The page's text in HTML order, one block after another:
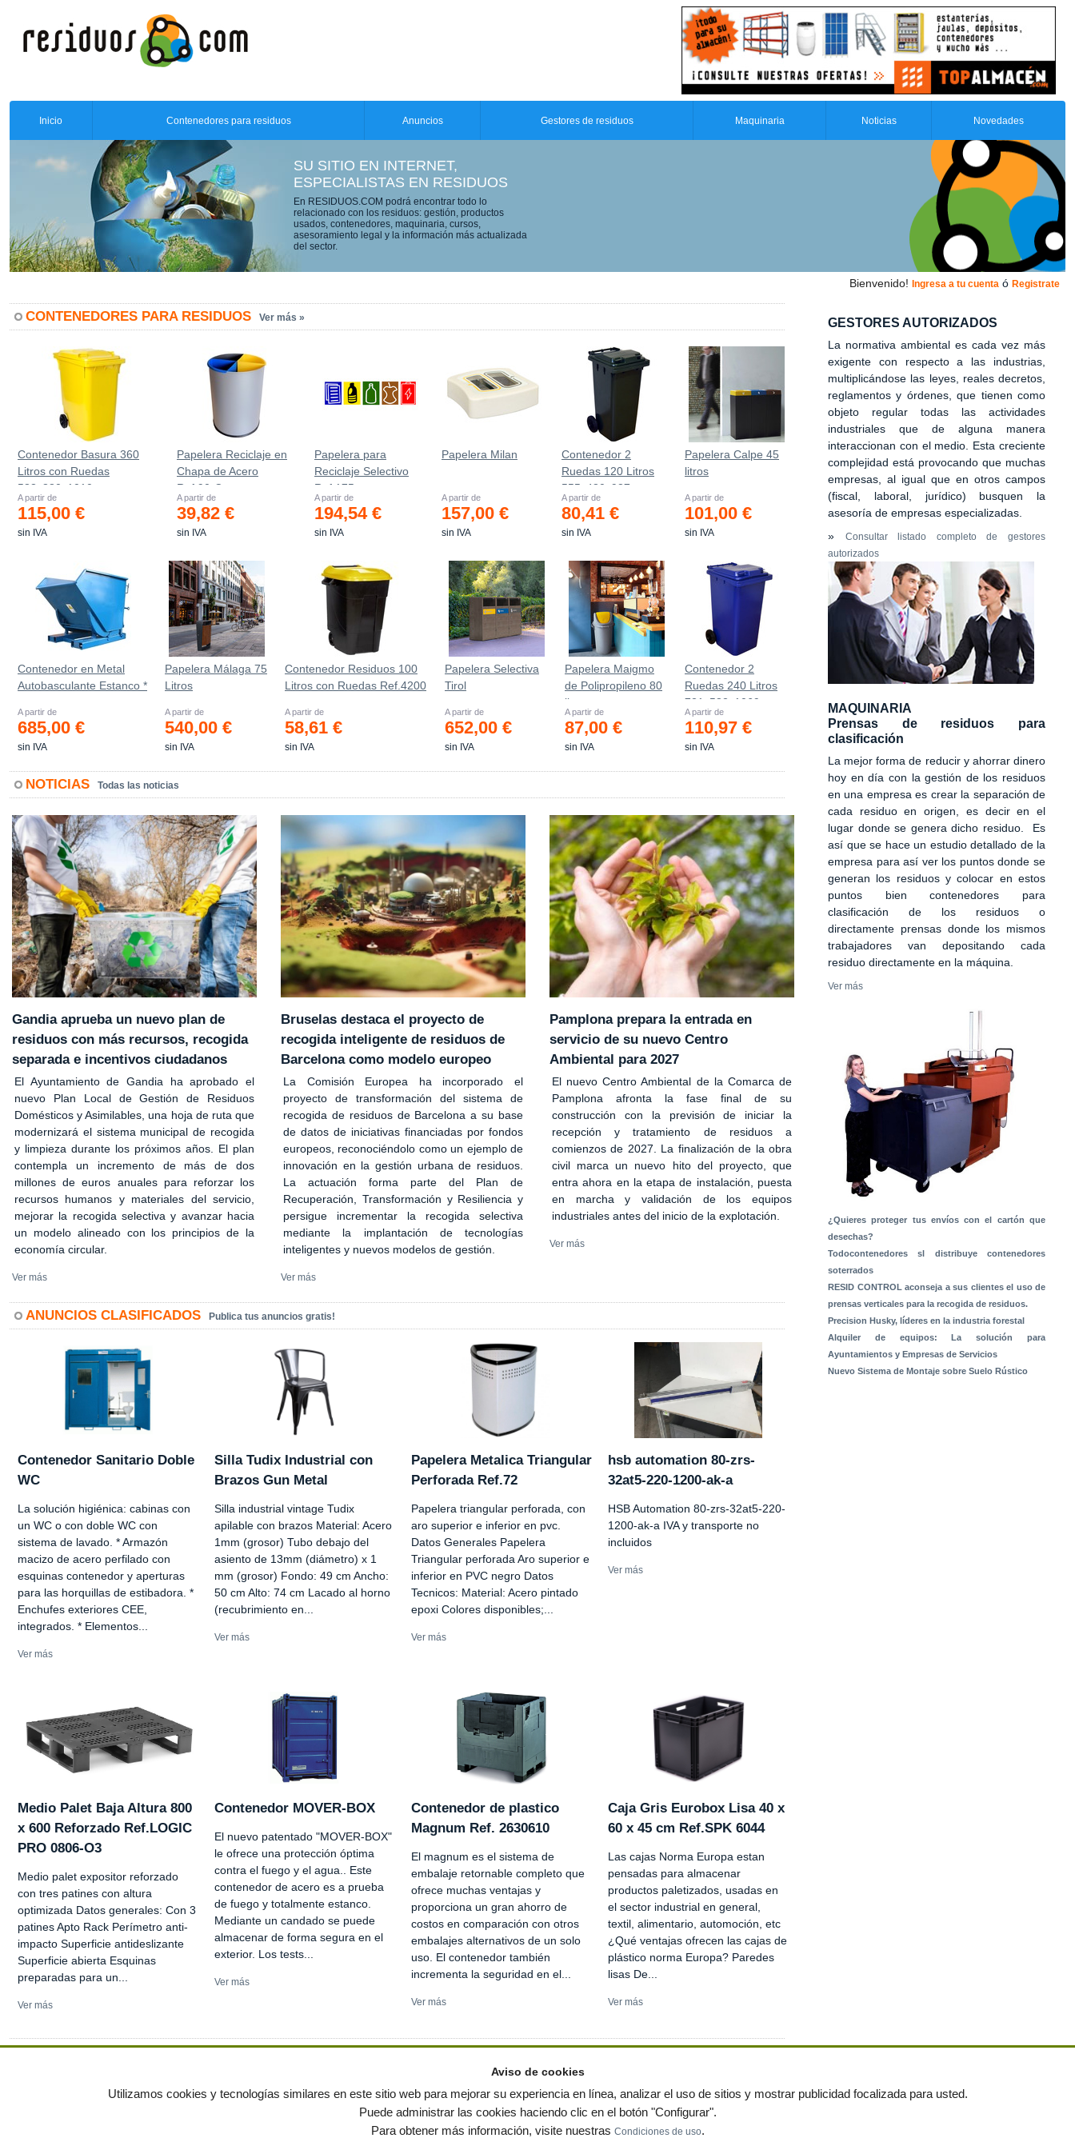
Inicio Contenedores para residuos Anuncios Gestores de residuos Maquinaria Noticias Novedades
SU SITIO EN INTERNET,
ESPECIALISTAS EN RESIDUOS
En RESIDUOS.COM podrá encontrar todo lo
relacionado con los residuos: gestión, productos
usados, contenedores, maquinaria, cursos,
asesoramiento legal y la información más actualizada
del sector.
Bienvenido! Ingresa a tu cuenta ó Registrate
CONTENEDORES PARA RESIDUOS Ver más »
Contenedor Basura 360
Litros con Ruedas
583x880x1010 mm
A partir de
115,00 €
sin IVA
Papelera Reciclaje en
Chapa de Acero
Ref.90-C
A partir de
39,82 €
sin IVA
Papelera para
Reciclaje Selectivo
Ref.175
A partir de
194,54 €
sin IVA
Papelera Milan
A partir de
157,00 €
sin IVA
Contenedor 2
Ruedas 120 Litros
555х480х937mm
A partir de
80,41 €
sin IVA
Papelera Calpe 45
litros
A partir de
101,00 €
sin IVA
Contenedor en Metal
Autobasculante Estanco *
A partir de
685,00 €
sin IVA
Papelera Málaga 75
Litros
A partir de
540,00 €
sin IVA
Contenedor Residuos 100
Litros con Ruedas Ref.4200
A partir de
58,61 €
sin IVA
Papelera Selectiva
Tirol
A partir de
652,00 €
sin IVA
Papelera Maigmo
de Polipropileno 80
litros
A partir de
87,00 €
sin IVA
Contenedor 2
Ruedas 240 Litros
721х582х1069mm
A partir de
110,97 €
sin IVA
NOTICIAS Todas las noticias
Gandia aprueba un nuevo plan de
residuos con más recursos, recogida
separada e incentivos ciudadanos
El Ayuntamiento de Gandia ha aprobado el
nuevo Plan Local de Gestión de Residuos
Domésticos y Asimilables, una hoja de ruta que
modernizará el sistema municipal de recogida
y limpieza durante los próximos años. El plan
contempla un incremento de más de dos
millones de euros anuales para reforzar los
recursos humanos y materiales del servicio,
mejorar la recogida selectiva y avanzar hacia
un modelo alineado con los principios de la
economía circular.
Ver más
Bruselas destaca el proyecto de
recogida inteligente de residuos de
Barcelona como modelo europeo
La Comisión Europea ha incorporado el
proyecto de transformación del sistema de
recogida de residuos de Barcelona a su base
de datos de iniciativas financiadas por fondos
europeos, reconociéndolo como un ejemplo de
innovación en la gestión urbana de residuos.
La actuación forma parte del Plan de
Recuperación, Transformación y Resiliencia y
persigue incrementar la recogida selectiva
mediante la implantación de tecnologías
inteligentes y nuevos modelos de gestión.
Ver más
Pamplona prepara la entrada en
servicio de su nuevo Centro
Ambiental para 2027
El nuevo Centro Ambiental de la Comarca de
Pamplona afronta la fase final de su
construcción con la previsión de iniciar la
recepción y tratamiento de residuos a
comienzos de 2027. La finalización de la obra
civil marca un nuevo hito del proyecto, que
entra ahora en la etapa de instalación, puesta
en marcha y validación de los equipos
industriales antes del inicio de la explotación.
Ver más
ANUNCIOS CLASIFICADOS Publica tus anuncios gratis!
Contenedor Sanitario Doble
WC
La solución higiénica: cabinas con
un WC o con doble WC con
sistema de lavado. * Armazón
macizo de acero perfilado con
esquinas contenedor y aperturas
para las horquillas de estibadora. *
Enchufes exteriores CEE,
integrados. * Elementos...
Ver más
Silla Tudix Industrial con
Brazos Gun Metal
Silla industrial vintage Tudix
apilable con brazos Material: Acero
1mm (grosor) Tubo debajo del
asiento de 13mm (diámetro) x 1
mm (grosor) Fondo: 49 cm Ancho:
50 cm Alto: 74 cm Lacado al horno
(recubrimiento en...
Ver más
Papelera Metalica Triangular
Perforada Ref.72
Papelera triangular perforada, con
aro superior e inferior en pvc.
Datos Generales Papelera
Triangular perforada Aro superior e
inferior en PVC negro Datos
Tecnicos: Material: Acero pintado
epoxi Colores disponibles;...
Ver más
hsb automation 80-zrs-
32at5-220-1200-ak-a
HSB Automation 80-zrs-32at5-220-
1200-ak-a IVA y transporte no
incluidos
Ver más
Medio Palet Baja Altura 800
x 600 Reforzado Ref.LOGIC
PRO 0806-O3
Medio palet expositor reforzado
con tres patines con altura
optimizada Datos generales: Con 3
patines Apto Rack Perímetro anti-
impacto Superficie antideslizante
Superficie abierta Esquinas
preparadas para un...
Ver más
Contenedor MOVER-BOX
El nuevo patentado "MOVER-BOX"
le ofrece una protección óptima
contra el fuego y el agua.. Este
contenedor de acero es a prueba
de fuego y totalmente estanco.
Mediante un candado se puede
almacenar de forma segura en el
exterior. Los tests...
Ver más
Contenedor de plastico
Magnum Ref. 2630610
El magnum es el sistema de
embalaje retornable completo que
ofrece muchas ventajas y
proporciona un gran ahorro de
costos en comparación con otros
embalajes alternativos de un solo
uso. El contenedor también
incrementa la seguridad en el...
Ver más
Caja Gris Eurobox Lisa 40 x
60 x 45 cm Ref.SPK 6044
Las cajas Norma Europa estan
pensadas para almacenar
productos paletizados, usadas en
el sector industrial en general,
textil, alimentario, automoción, etc
¿Qué ventajas ofrecen las cajas de
plástico norma Europa? Paredes
lisas De...
Ver más
GESTORES AUTORIZADOS
La normativa ambiental es cada vez más
exigente con respecto a las industrias,
multiplicándose las leyes, reales decretos,
reglamentos y órdenes, que tienen como
objeto regular todas las actividades
industriales que de alguna manera
interaccionan con el medio. Esta creciente
complejidad está provocando que muchas
empresas, al igual que en otros campos
(fiscal, laboral, jurídico) busquen la
asesoría de empresas especializadas.
» Consultar listado completo de gestores
autorizados
MAQUINARIA
Prensas de residuos para
clasificación
La mejor forma de reducir y ahorrar dinero
hoy en día con la gestión de los residuos
en una empresa es crear la separación de
cada residuo en origen, es decir en el
lugar donde se genera dicho residuo. Es
así que se hace un estudio detallado de la
empresa para así ver los puntos donde se
generan los residuos y colocar en estos
puntos bien contenedores para
clasificación de los residuos o
directamente prensas donde los mismos
trabajadores van depositando cada
residuo directamente en la máquina.
Ver más
¿Quieres proteger tus envíos con el cartón que
desechas?
Todocontenedores sl distribuye contenedores
soterrados
RESID CONTROL aconseja a sus clientes el uso de
prensas verticales para la recogida de residuos.
Precision Husky, líderes en la industria forestal
Alquiler de equipos: La solución para
Ayuntamientos y Empresas de Servicios
Nuevo Sistema de Montaje sobre Suelo Rústico
© residuos.com - Todos los derechos reservados- Política de privacidad|Condiciones de uso| Contacto|Editores| Mapa web|Preguntas frecuentes
Aviso de cookies
Utilizamos cookies y tecnologías similares en este sitio web para mejorar su experiencia en línea, analizar el uso de sitios y mostrar publicidad focalizada para usted.
Puede administrar las cookies haciendo clic en el botón "Configurar".
Para obtener más información, visite nuestras Condiciones de uso.